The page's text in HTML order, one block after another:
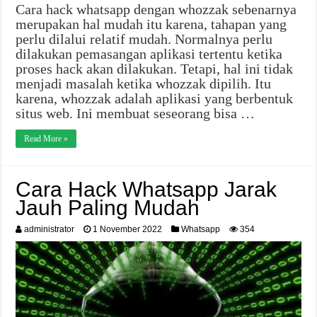
Cara hack whatsapp dengan whozzak sebenarnya
merupakan hal mudah itu karena, tahapan yang
perlu dilalui relatif mudah. Normalnya perlu
dilakukan pemasangan aplikasi tertentu ketika
proses hack akan dilakukan. Tetapi, hal ini tidak
menjadi masalah ketika whozzak dipilih. Itu
karena, whozzak adalah aplikasi yang berbentuk
situs web. Ini membuat seseorang bisa …
Read More »
Cara Hack Whatsapp Jarak
Jauh Paling Mudah
administrator 1 November 2022 Whatsapp 354